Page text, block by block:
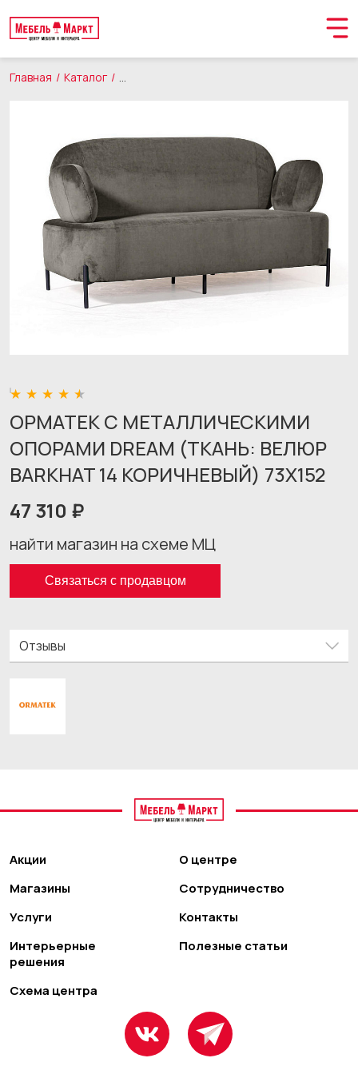
Главная Каталог Мягкая мебель
ОРМАТЕК С МЕТАЛЛИЧЕСКИМИ
ОПОРАМИ DREAM (ТКАНЬ: ВЕЛЮР
BARKHAT 14 КОРИЧНЕВЫЙ) 73X152
47 310 ₽
найти магазин на схеме МЦ
Связаться с продавцом
Отзывы
Акции
Магазины
Услуги
Интерьерные
решения
Схема центра
О центре
Сотрудничество
Контакты
Полезные статьи
Обращение принято